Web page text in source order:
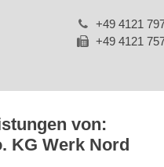
+49 4121
+49 4121
von:
KG Werk Nord